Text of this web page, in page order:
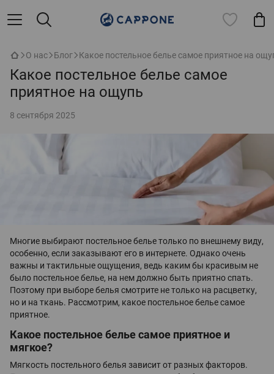
О нас Блог Какое постельное белье самое приятное на
Какое постельное белье самое
приятное на ощупь
8 сентября 2025
Многие выбирают постельное белье только по внешнему виду,
особенно, если заказывают его в интернете. Однако очень
важны и тактильные ощущения, ведь каким бы красивым не
было постельное белье, на нем должно быть приятно спать.
Поэтому при выборе белья смотрите не только на расцветку,
но и на ткань. Рассмотрим, какое постельное белье самое
приятное.
Какое постельное белье самое приятное и
мягкое?
Мягкость постельного белья зависит от разных факторов.